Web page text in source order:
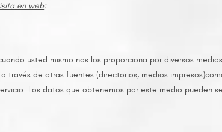
en web:
usted mismo nos los proporciona por diversos
través de otras fuentes (directorios, medios
Los datos que obtenemos por este medio pueden